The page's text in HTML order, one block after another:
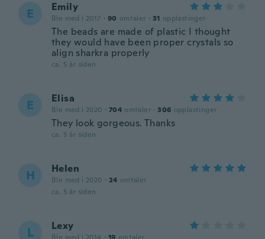
E Emily
Ble med i 2017 · 90 omtaler · 31 opplastinger
The beads are made of plastic I thought
they would have been proper crystals so
align sharkra properly
ca. 5 år siden
E Elisa
Ble med i 2020 · 704 omtaler · 306 opplastinger
They look gorgeous. Thanks
ca. 5 år siden
H Helen
Ble med i 2020 · 24 omtaler
ca. 5 år siden
L Lexy